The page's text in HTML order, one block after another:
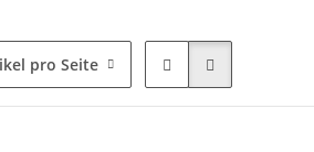
pro Seite